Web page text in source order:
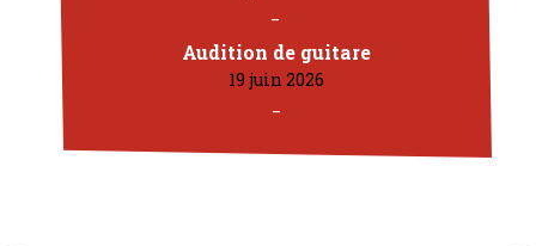
Audition de guitare
19 juin 2026